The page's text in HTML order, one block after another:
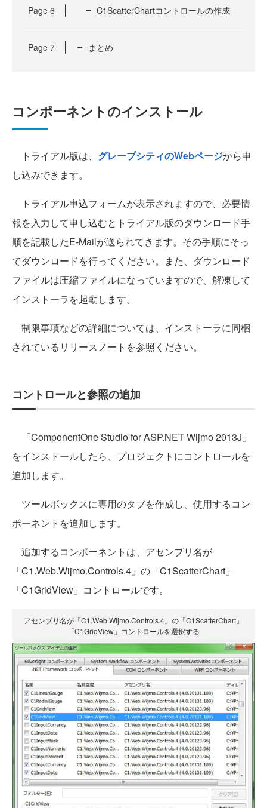
Page 6 C1ScatterChartコントロールの作成
Page 7 まとめ
コンポーネントのインストール
トライアル版は、 グレープシティのWebページから申
し込みできます。
トライアル申込フォームが表示されますので、必要情
報を入力して申し込むとトライアル版のダウンロード手
順を記載したE-Mailが送られてきます。その手順にそっ
てダウンロードを行ってください。また、ダウンロード
ファイルは圧縮ファイルになっていますので、解凍して
インストーラを起動します。
制限事項などの詳細については、インストーラに同梱
されているリリースノートを参照ください。
コントロールと参照の追加
「ComponentOne Studio for ASP.NET Wijmo 2013J」
をインストールしたら、プロジェクトにコントロールを
追加します。
ツールボックスに専用のタブを作成し、使用するコン
ポーネントを追加します。
追加するコンポーネントは、アセンブリ名が
「C1.Web.Wijmo.Controls.4」の「C1ScatterChart」
「C1GridView」コントロールです。
アセンブリ名が「C1.Web.Wijmo.Controls.4」の「C1ScatterChart」
「C1GridView」コントロールを選択する